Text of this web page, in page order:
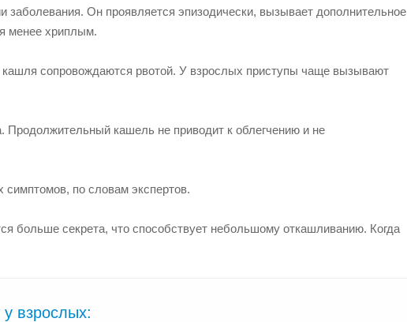
заболевания. Он проявляется эпизодически, вызывает дополнительное
менее хриплым.
сопровождаются рвотой. У взрослых приступы чаще вызывают
Продолжительный кашель не приводит к облегчению и не
по словам экспертов.
больше секрета, что способствует небольшому откашливанию. Когда
у взрослых: